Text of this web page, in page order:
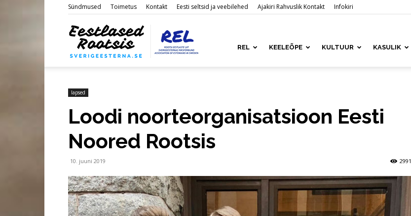
Sündmused Toimetus Kontakt Eesti seltsid ja veebilehed Ajakiri Rahvuslik Kontakt Infokiri
REL KEELEÕPE KULTUUR KASULIK
lapsed
Loodi noorteorganisatsioon Eesti
Noored Rootsis
10. juuni 2019 2991